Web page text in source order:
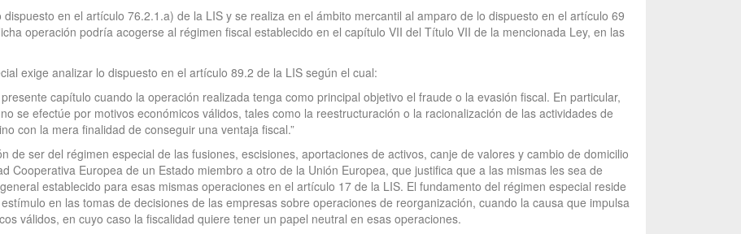
en el artículo 76.2.1.a) de la LIS y se realiza en el ámbito mercantil al amparo de lo dispuesto en el artículo 69
operación podría acogerse al régimen fiscal establecido en el capítulo VII del Título VII de la mencionada Ley, en las
exige analizar lo dispuesto en el artículo 89.2 de la LIS según el cual:
capítulo cuando la operación realizada tenga como principal objetivo el fraude o la evasión fiscal. En particular,
se efectúe por motivos económicos válidos, tales como la reestructuración o la racionalización de las actividades de
con la mera finalidad de conseguir una ventaja fiscal.”
de ser del régimen especial de las fusiones, escisiones, aportaciones de activos, canje de valores y cambio de domicilio
Cooperativa Europea de un Estado miembro a otro de la Unión Europea, que justifica que a las mismas les sea de
establecido para esas mismas operaciones en el artículo 17 de la LIS. El fundamento del régimen especial reside
en las tomas de decisiones de las empresas sobre operaciones de reorganización, cuando la causa que impulsa
válidos, en cuyo caso la fiscalidad quiere tener un papel neutral en esas operaciones.